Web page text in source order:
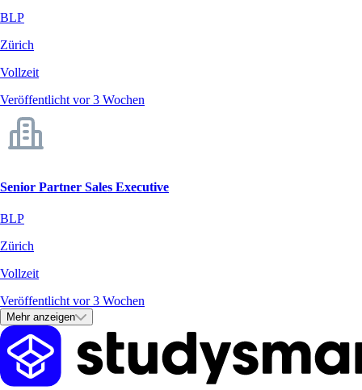
BLP
Zürich
Vollzeit
Veröffentlicht vor 3 Wochen
Senior Partner Sales Executive
BLP
Zürich
Vollzeit
Veröffentlicht vor 3 Wochen
Mehr anzeigen